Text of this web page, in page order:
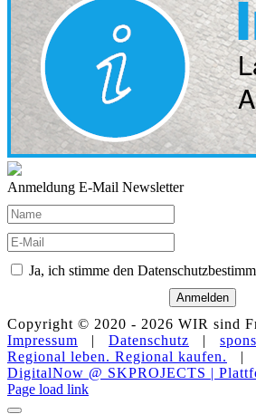
Anmeldung E-Mail Newsletter
Ja, ich stimme den
Anmelden
Copyright © 2020 - 2026 WIR sind
Impressum | Datenschutz |
Regional leben. Regional kaufen.
|
DigitalNow @ SKPROJECTS |
E-
Mail
WhatsApp
Facebook
Instagram
YouTube
Page load link